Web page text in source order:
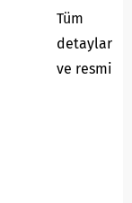
Tüm
detaylar
ve resmi